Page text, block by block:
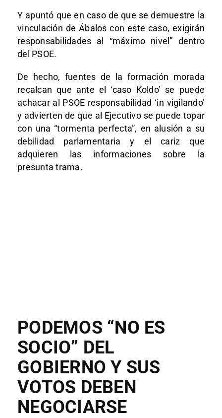
Y apuntó que en caso de que se demuestre la
vinculación de Ábalos con este caso, exigirán
responsabilidades al “máximo nivel” dentro
del PSOE.
De hecho, fuentes de la formación morada
recalcan que ante el ‘caso Koldo’ se puede
achacar al PSOE responsabilidad ‘in vigilando’
y advierten de que al Ejecutivo se puede topar
con una “tormenta perfecta”, en alusión a su
debilidad parlamentaria y el cariz que
adquieren las informaciones sobre la
presunta trama.
PODEMOS “NO ES
SOCIO” DEL
GOBIERNO Y SUS
VOTOS DEBEN
NEGOCIARSE